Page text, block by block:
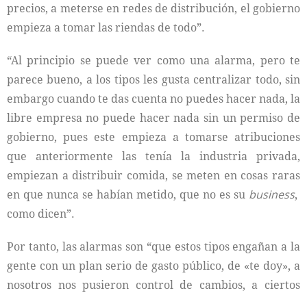
precios, a meterse en redes de distribución, el gobierno
empieza a tomar las riendas de todo”.
“Al principio se puede ver como una alarma, pero te
parece bueno, a los tipos les gusta centralizar todo, sin
embargo cuando te das cuenta no puedes hacer nada, la
libre empresa no puede hacer nada sin un permiso de
gobierno, pues este empieza a tomarse atribuciones
que anteriormente las tenía la industria privada,
empiezan a distribuir comida, se meten en cosas raras
en que nunca se habían metido, que no es su business,
como dicen”.
Por tanto, las alarmas son “que estos tipos engañan a la
gente con un plan serio de gasto público, de «te doy», a
nosotros nos pusieron control de cambios, a ciertos